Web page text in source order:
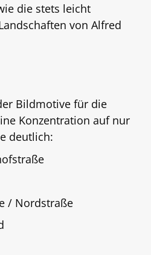
die stets leicht
von Alfred
Bildmotive für die
Konzentration auf nur
deutlich:
/ Nordstraße